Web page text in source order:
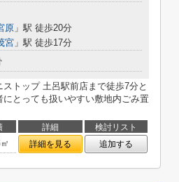
原 」駅 徒歩20分
宮 」駅 徒歩17分
トップ 土呂駅前店まで徒歩7分と
とっても扱いやすい敷地内ごみ置
詳細
検討リスト
詳細を見る 追加する